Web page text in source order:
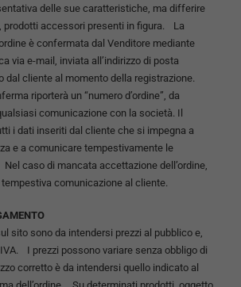
delle sue caratteristiche, ma differire
prodotti accessori presenti in figura. La
è confermata dal Venditore mediante
via e-mail, inviata all’indirizzo di posta
dal cliente al momento della registrazione.
riporterà un “numero d’ordine”, da
comunicazione con la società. Il
i dati inseriti dal cliente che si impegna a
e a comunicare tempestivamente le
caso di mancata accettazione dell’ordine,
comunicazione al cliente.
sito sono da intendersi prezzi al pubblico e,
I prezzi possono variare senza obbligo di
corretto è da intendersi quello indicato al